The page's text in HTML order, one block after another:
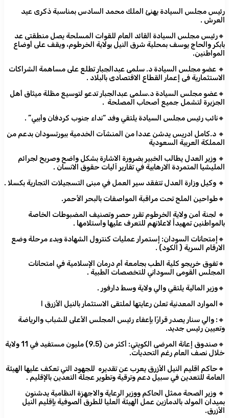
رئيس مجلس السيادة يهنئ الملك محمد السادس بمناسبة ذكرى عيد
العرش .
🔸رئيس مجلس السيادة القائد العام للقوات المسلحة يصل منطقتى عد
بابكر والحاج يوسف بمحلية شرق النيل بولاية الخرطوم، ويقف على أوضاع
المواطنين.
🔸 عضو مجلس السيادة د. سلمى عبدالجبار تطلع على مساهمة الشراكات
الاستثمارية فى إعمار القطاع الاقتصادى بالبلاد .
🔸عضو مجلس السيادة د.سلمى عبدالجبار تدعو لتوسيع مظلة ميثاق أهل
الجزيرة لتشمل جميع أصحاب المصلحة .
🔸نائب رئيس مجلس السيادة يلتقي وفد “نداء جنوب كردفان وأبيي” .
🔸 د.كامل ادريس يدشن عددا من المنشآت الخدمية ببورتسودان بدعم من
المملكة العربية السعودية
🔸 وزير العدل يطالب الخبير بضرورة الاشارة بشكل واضح وصريح لجرائم
المليشيا المتمردة الارهابية في تقارير آليات حقوق الانسان .
🔸 وكيل وزارة العدل تتفقد سير العمل في مبنى التسجيلات التجارية بكسلا .
🔸طواحين الملح تحت مراقبة المواصفات بالبحر الأحمر.
🔸 لجنة أمن ولاية الخرطوم تقرر حصر وتصنيف المضبوطات الخاصة
بالمواطنين تمهيداً لاعلانهم للتعرف عليها واستلامها .
🔸إمتحانات السودان: إستمرار عمليات كنترول الشهادة وبدء مرحلة وضع
الارقام السرية ( الكود) .
🔸تفوق خريجو كلية الطب بجامعة أم درمان الإسلامية في امتحانات
المجلس القومى السوداني للتخصصات الطبية .
🔸وزير المالية يلتقي والي ولاية وسط دارفور .
🔸الموارد المعدنية تعلن رعايتها لملتقى الاستثمار بالنيل الأزرق ا
🔸: والي سنار يصدر قرارًا بإعفاء رئيس المجلس الأعلى للشباب والرياضة
وتعيين رئيس جديد.
🔸صندوق إعانة المرضى الكويتي: أكثر من (9.5) مليون مستفيد في 11 ولاية
خلال نصف العام رغم التحديات.
🔸حاكم اقليم النيل الأزرق يعرب عن تقديره للجهود التي تعكف عليها الهيئة
العامة للتعدين في سبيل دعم وترقية وتطوير عجلة التعدين بالإقليم .
🔸 وزير الصحة ممثل الحاكم ووزير الرعاية والاجهزة النظامية يدشنون
بميدان المولد بالدمازين عمل الهيئة العليا للطرق الصوفية بإقليم النيل
الأزرق.